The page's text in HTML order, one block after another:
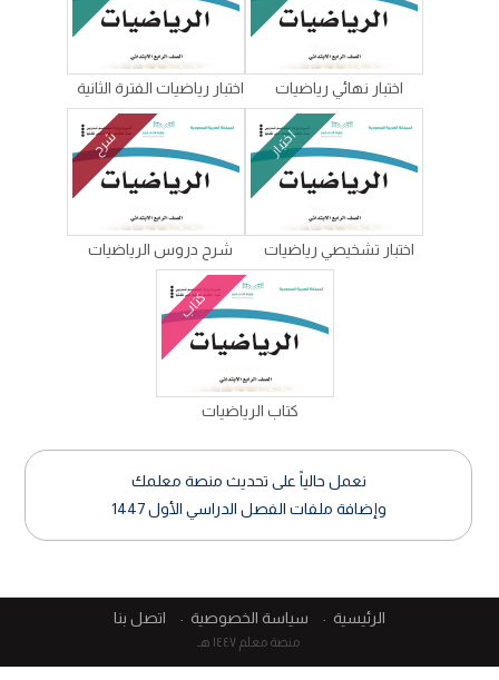
اختبار نهائي رياضيات اختبار رياضيات الفترة الثانية
اختبار
اختبار تشخيصي رياضيات
شرح
شرح دروس الرياضيات
كتاب
كتاب الرياضيات
نعمل حالياً على تحديث منصة معلمك
وإضافة ملفات الفصل الدراسي الأول 1447
الرئيسية سياسة الخصوصية اتصل بنا
منصة معلم ١٤٤٧ هـ